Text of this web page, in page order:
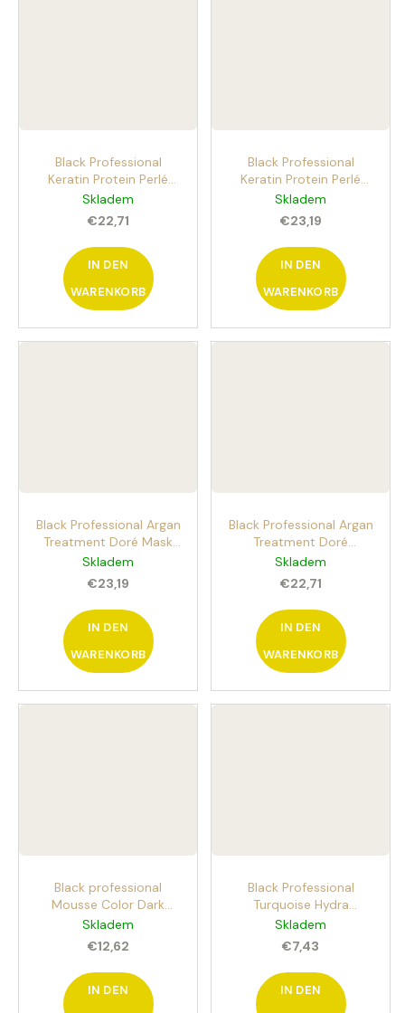
Black Professional
Keratin Protein Perlé
Shampoo 1000 ml
Regenerierendes
Shampoo mit Keratin
Skladem
€22,71
IN DEN
WARENKORB
Black Professional
Keratin Protein Perlé
Maske 1000 ml
Regenerierende Maske
mit Keratin
Skladem
€23,19
IN DEN
WARENKORB
Black Professional Argan
Treatment Doré Mask
1000 ml Pflegendes,
feuchtigkeitsspendendes
Mask mit Arganöl
Skladem
€23,19
IN DEN
WARENKORB
Black Professional Argan
Treatment Doré
Shampoo 1000 ml
Pflegendes,
feuchtigkeitsspendendes
Shampoo mit Arganöl
Skladem
€22,71
IN DEN
WARENKORB
Black professional
Mousse Color Dark
Brown 200ml
Farbmousse Härter Dark
Brown
Skladem
€12,62
IN DEN
Black Professional
Turquoise Hydra
Complex shampoo
300ml vyživující a
hydratační šampon
Skladem
€7,43
IN DEN